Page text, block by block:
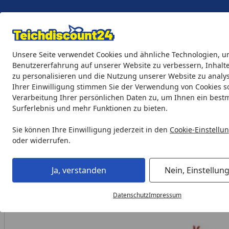
Unsere Seite verwendet Cookies und ähnliche Technologien,
Benutzererfahrung auf unserer Website zu verbessern,
zu personalisieren und die Nutzung unserer Website zu
Ihrer Einwilligung stimmen Sie der Verwendung von Cookies
Verarbeitung Ihrer persönlichen Daten zu, um Ihnen ein
Surferlebnis und mehr Funktionen zu bieten.
Sie können Ihre Einwilligung jederzeit in den Cookie-
oder widerrufen.
Ja, verstanden Nein,
DatenschutzImpressum
Eigene Montage-Teams
Teichprodukte Aquaristik Söll Teichpflege & Fischfutter
Aquaristik biOrb Dekoration biOrb Pflanzen biOrb